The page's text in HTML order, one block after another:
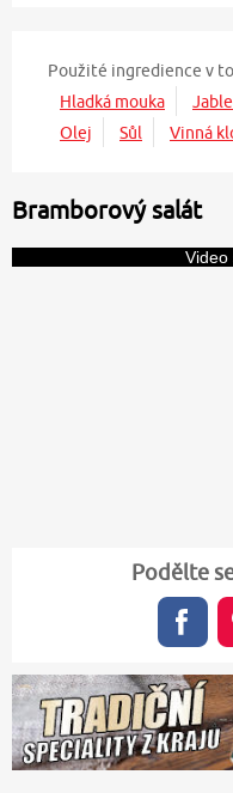
Použité ingredience v
Hladká mouka
Olej
Sůl Vinná
Bramborový salát
Video
Podělte